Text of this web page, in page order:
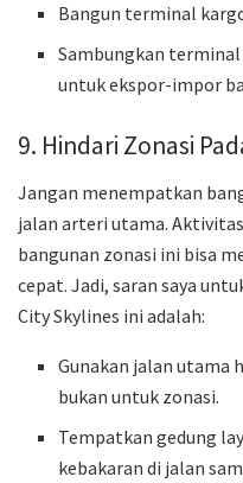
Bangun terminal
Sambungkan
untuk ekspor-impor
9. Hindari Zonasi
Jangan menempatkan
jalan arteri utama.
bangunan zonasi ini bisa
cepat. Jadi, saran saya
City Skylines ini adalah:
Gunakan jalan utama
bukan untuk zonasi.
Tempatkan gedung
kebakaran di jalan